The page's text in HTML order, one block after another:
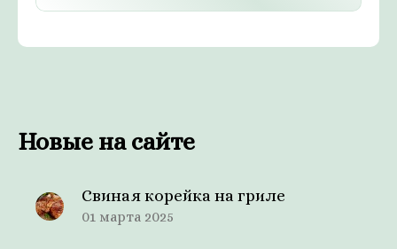
Новые на сайте
Свиная корейка на гриле
01 марта 2025